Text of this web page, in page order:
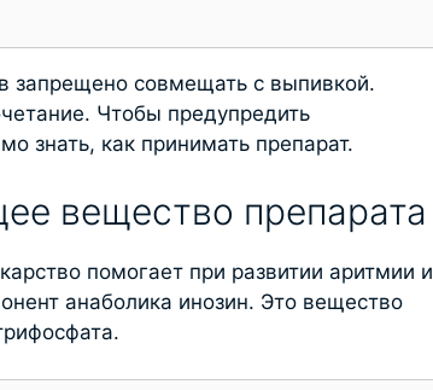
запрещено совмещать с выпивкой.
Чтобы предупредить
знать, как принимать препарат.
вещество препарата
помогает при развитии аритмии и
анаболика инозин. Это вещество